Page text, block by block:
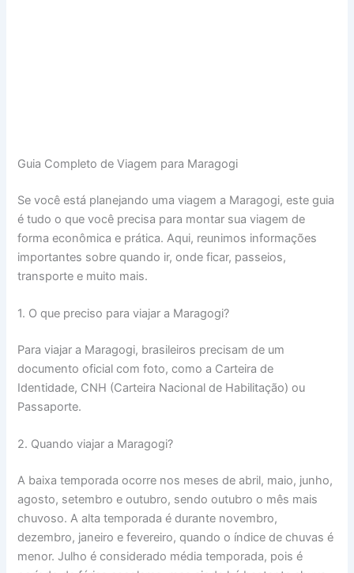
Guia Completo de Viagem para Maragogi
Se você está planejando uma viagem a Maragogi, este guia
é tudo o que você precisa para montar sua viagem de
forma econômica e prática. Aqui, reunimos informações
importantes sobre quando ir, onde ficar, passeios,
transporte e muito mais.
1. O que preciso para viajar a Maragogi?
Para viajar a Maragogi, brasileiros precisam de um
documento oficial com foto, como a Carteira de
Identidade, CNH (Carteira Nacional de Habilitação) ou
Passaporte.
2. Quando viajar a Maragogi?
A baixa temporada ocorre nos meses de abril, maio, junho,
agosto, setembro e outubro, sendo outubro o mês mais
chuvoso. A alta temporada é durante novembro,
dezembro, janeiro e fevereiro, quando o índice de chuvas é
menor. Julho é considerado média temporada, pois é